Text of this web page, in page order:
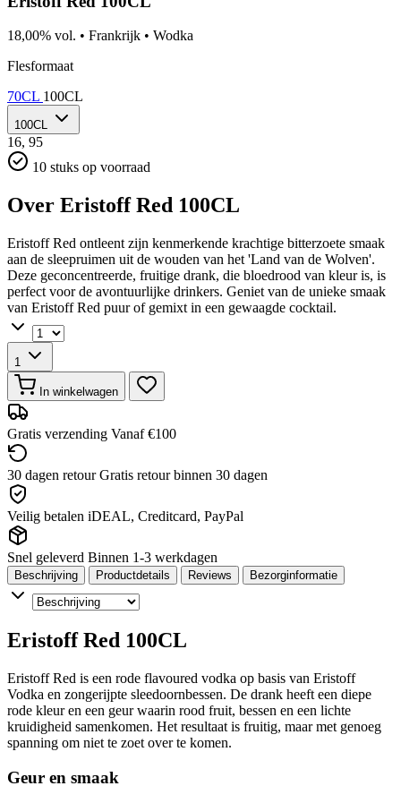
18,00% vol. • Frankrijk • Wodka
Flesformaat
70CL 100CL
100CL
16, 95
10 stuks op voorraad
Over Eristoff Red 100CL
Eristoff Red ontleent zijn kenmerkende krachtige bitterzoete smaak
aan de sleepruimen uit de wouden van het 'Land van de Wolven'.
Deze geconcentreerde, fruitige drank, die bloedrood van kleur is, is
perfect voor de avontuurlijke drinkers. Geniet van de unieke smaak
van Eristoff Red puur of gemixt in een gewaagde cocktail.
1
In winkelwagen
Gratis verzending Vanaf €100
30 dagen retour Gratis retour binnen 30 dagen
Veilig betalen iDEAL, Creditcard, PayPal
Snel geleverd Binnen 1-3 werkdagen
Beschrijving Productdetails Reviews Bezorginformatie
Eristoff Red 100CL
Eristoff Red is een rode flavoured vodka op basis van Eristoff
Vodka en zongerijpte sleedoornbessen. De drank heeft een diepe
rode kleur en een geur waarin rood fruit, bessen en een lichte
kruidigheid samenkomen. Het resultaat is fruitig, maar met genoeg
spanning om niet te zoet over te komen.
Geur en smaak